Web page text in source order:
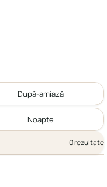
După-amiază
Noapte
0 rezultate